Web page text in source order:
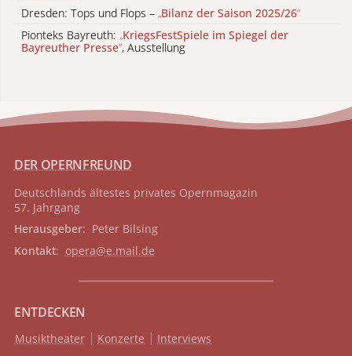
Dresden: Tops und Flops – „Bilanz der Saison 2025/26“
Pionteks Bayreuth: „KriegsFestSpiele im Spiegel der
Bayreuther Presse“, Ausstellung
DER OPERNFREUND
Deutschlands ältestes privates Opernmagazin
57. Jahrgang
Herausgeber: Peter Bilsing
Kontakt: opera@e.mail.de
ENTDECKEN
Musiktheater Konzerte
Interviews